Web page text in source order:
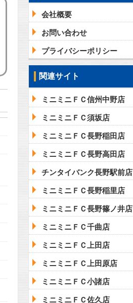
会社概要
お問い合わせ
プライバシーポリシー
関連サイト
ミニミニＦＣ信州中野店
ミニミニＦＣ須坂店
ミニミニＦＣ長野稲田店
ミニミニＦＣ長野高田店
チンタイバンク長野駅前店
ミニミニＦＣ長野稲里店
ミニミニＦＣ長野篠ノ井店
ミニミニＦＣ千曲店
ミニミニＦＣ上田店
ミニミニＦＣ上田原店
ミニミニＦＣ小諸店
ミニミニＦＣ佐久店